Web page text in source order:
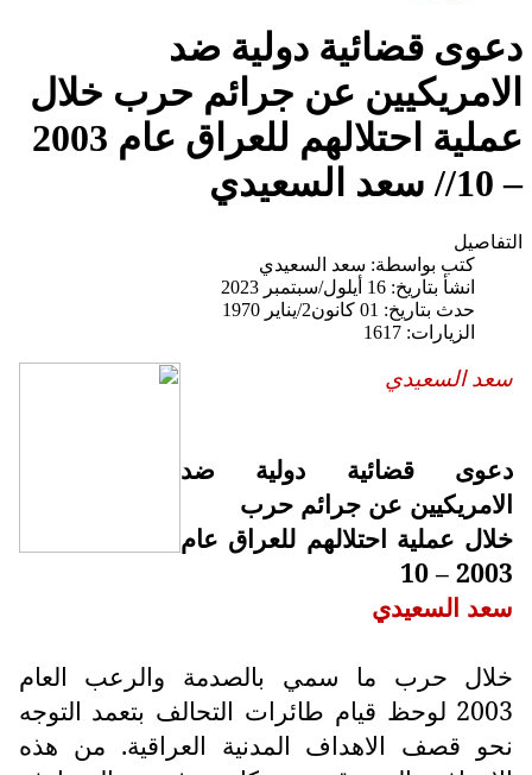
دعوى قضائية دولية ضد
الامريكيين عن جرائم حرب خلال
عملية احتلالهم للعراق عام 2003
– 10// سعد السعيدي
التفاصيل
كتب بواسطة: سعد السعيدي
انشأ بتاريخ: 16 أيلول/سبتمبر 2023
حدث بتاريخ: 01 كانون2/يناير 1970
الزيارات: 1617
سعد السعيدي
دعوى قضائية دولية ضد
الامريكيين عن جرائم حرب
خلال عملية احتلالهم للعراق عام
2003 – 10
سعد السعيدي
خلال حرب ما سمي بالصدمة والرعب العام
2003 لوحظ قيام طائرات التحالف بتعمد التوجه
نحو قصف الاهداف المدنية العراقية. من هذه